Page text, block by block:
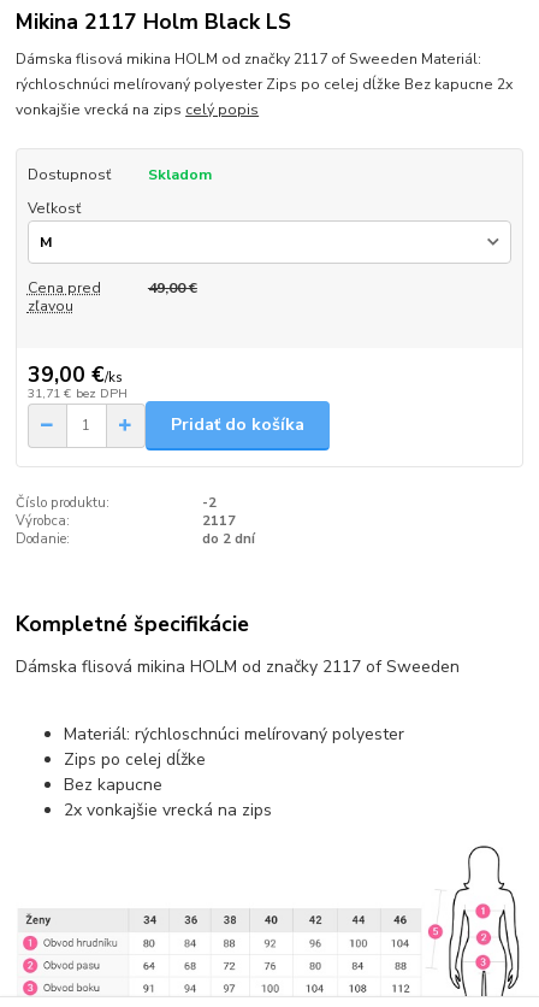
Mikina 2117 Holm Black LS
Dámska flisová mikina HOLM od značky 2117 of Sweeden Materiál:
rýchloschnúci melírovaný polyester Zips po celej dĺžke Bez kapucne 2x
vonkajšie vrecká na zips celý popis
Dostupnosť
Skladom
Veľkosť
Cena pred
zľavou
49,00 €
39,00 €/ks
31,71 € bez DPH
Pridať do košíka
Číslo produktu:
-2
Výrobca:
2117
Dodanie:
do 2 dní
Kompletné špecifikácie
Dámska flisová mikina HOLM od značky 2117 of Sweeden
Materiál: rýchloschnúci melírovaný polyester
Zips po celej dĺžke
Bez kapucne
2x vonkajšie vrecká na zips